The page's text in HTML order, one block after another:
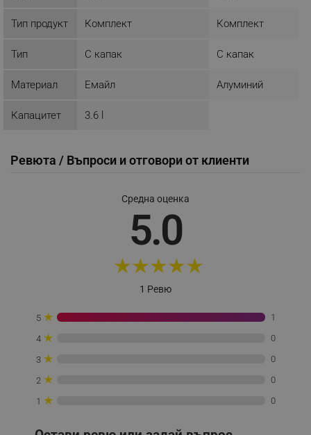
Тип продукт Комплект Комплект
Тип С капак С капак
Материал Емайл Алуминий
Капацитет 3.6 l
Ревюта / Въпроси и отговори от клиенти
Средна оценка
5.0
★★★★★
1 Ревю
5 ★ 1
4 ★ 0
3 ★ 0
2 ★ 0
1 ★ 0
акаунта. Уебсайтът не може да се използва
Provider /
click_code_ps
.alleop.bg
_nzm_nosubscribe_92166-7699
_nzm_id_92166-7699
_sgf_session_id
.alleop.bg